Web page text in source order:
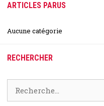
ARTICLES PARUS
Aucune catégorie
RECHERCHER
Rechercher :